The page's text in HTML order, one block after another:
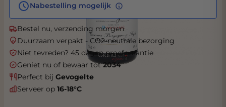
Nabestelling mogelijk
Bestel nu, verzending morgen
Duurzaam verpakt - CO2-neutrale bezorging
Niet tevreden? 45 dagen proefgarantie
Geniet nu of bewaar tot2034
Perfect bij Gevogelte
Serveer op 16-18°C